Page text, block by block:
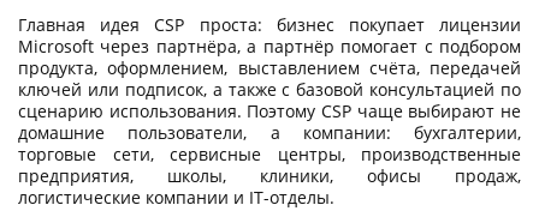
Главная идея CSP проста: бизнес покупает лицензии
Microsoft через партнёра, а партнёр помогает с подбором
продукта, оформлением, выставлением счёта, передачей
ключей или подписок, а также с базовой консультацией по
сценарию использования. Поэтому CSP чаще выбирают не
домашние пользователи, а компании: бухгалтерии,
торговые сети, сервисные центры, производственные
предприятия, школы, клиники, офисы продаж,
логистические компании и IT-отделы.